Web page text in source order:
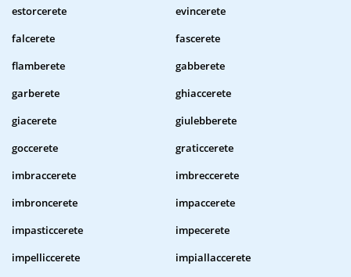
estorcerete
evincerete
falcerete
fascerete
flamberete
gabberete
garberete
ghiaccerete
giacerete
giulebberete
goccerete
graticcerete
imbraccerete
imbreccerete
imbroncerete
impaccerete
impasticcerete
impecerete
impelliccerete
impiallaccerete